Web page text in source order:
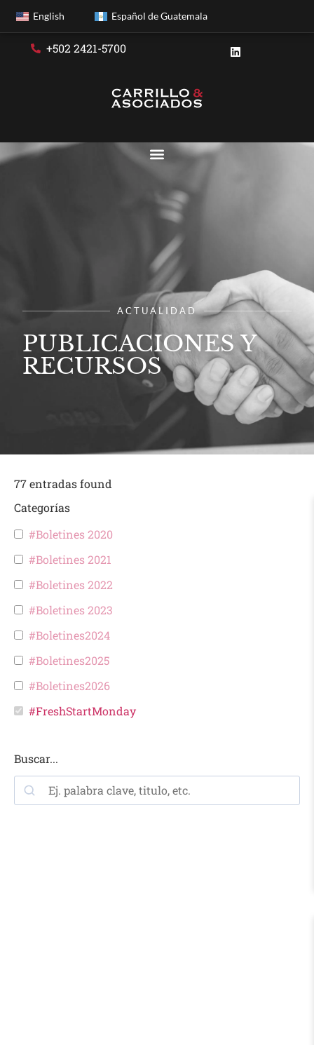
English Español de Guatemala
+502 2421-5700
ACTUALIDAD
PUBLICACIONES Y
RECURSOS
77entradas found
Categorías
#Boletines 2020
#Boletines 2021
#Boletines 2022
#Boletines 2023
#Boletines2024
#Boletines2025
#Boletines2026
#FreshStartMonday
Buscar...